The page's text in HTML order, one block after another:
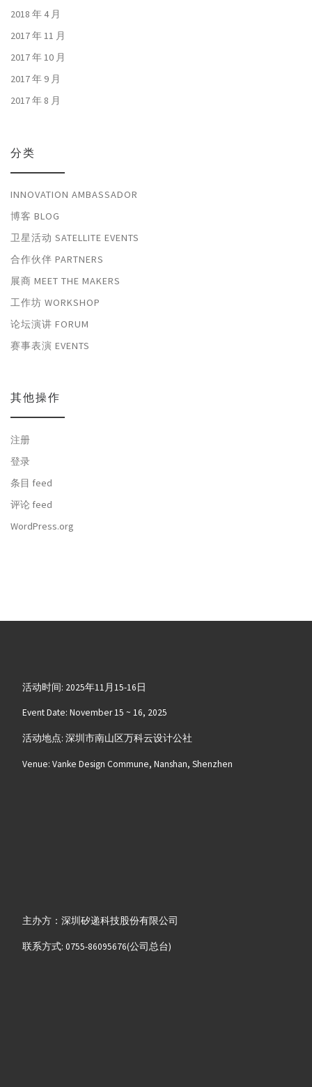
2018 年 4 月
2017 年 11 月
2017 年 10 月
2017 年 9 月
2017 年 8 月
分类
INNOVATION AMBASSADOR
博客 BLOG
卫星活动 SATELLITE EVENTS
合作伙伴 PARTNERS
展商 MEET THE MAKERS
工作坊 WORKSHOP
论坛演讲 FORUM
赛事表演 EVENTS
其他操作
注册
登录
条目 feed
评论 feed
WordPress.org
活动时间: 2025年11月15-16日
Event Date: November 15 ~ 16, 2025
活动地点: 深圳市南山区万科云设计公社
Venue: Vanke Design Commune, Nanshan, Shenzhen
主办方：深圳矽递科技股份有限公司
联系方式: 0755-86095676(公司总台)